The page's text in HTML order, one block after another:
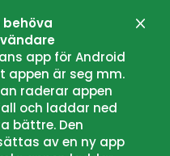
app för Android
appen är seg mm.
raderar appen
och laddar ned
bättre. Den
av en ny app